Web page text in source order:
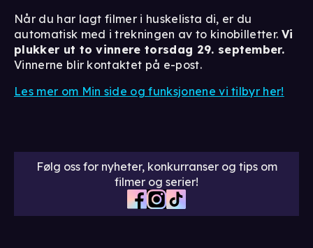
Når du har lagt filmer i huskelista di, er du
automatisk med i trekningen av to kinobilletter. Vi
plukker ut to vinnere torsdag 29. september.
Vinnerne blir kontaktet på e-post.
Les mer om Min side og funksjonene vi tilbyr her!
Følg oss for nyheter, konkurranser og tips om
filmer og serier!